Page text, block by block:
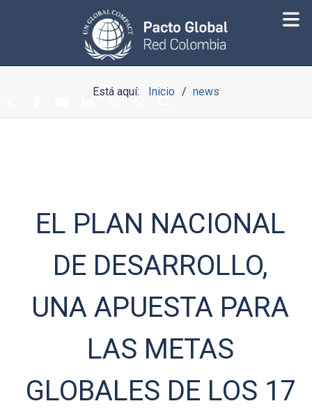
Está aquí: Inicio news
EL PLAN NACIONAL
DE DESARROLLO,
UNA APUESTA PARA
LAS METAS
GLOBALES DE LOS 17